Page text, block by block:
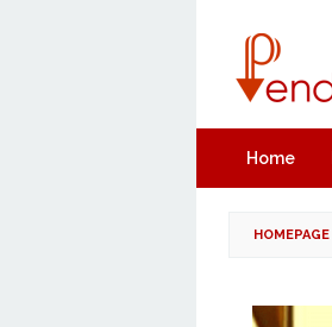
content
Home
HOMEPAGE